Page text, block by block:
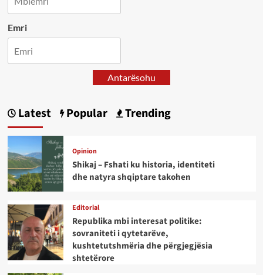
Emri
Antarësohu
Latest Popular Trending
Opinion
Shikaj – Fshati ku historia, identiteti
dhe natyra shqiptare takohen
Editorial
Republika mbi interesat politike:
sovraniteti i qytetarëve,
kushtetutshmëria dhe përgjegjësia
shtetërore